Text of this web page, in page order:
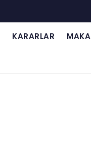
KARARLAR